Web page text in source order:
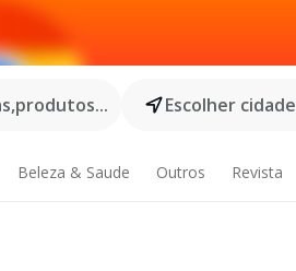
Escolher cidade
Beleza & Saude Outros Revista